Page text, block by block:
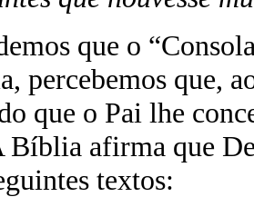
que o
percebemos que,
que o Pai lhe
Bíblia afirma que
textos: